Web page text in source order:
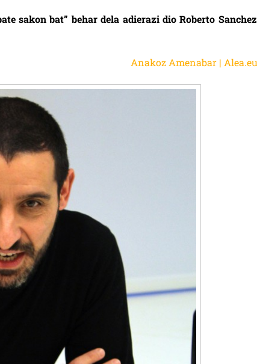
sakon bat” behar dela adierazi dio Roberto
Anakoz Amenabar |